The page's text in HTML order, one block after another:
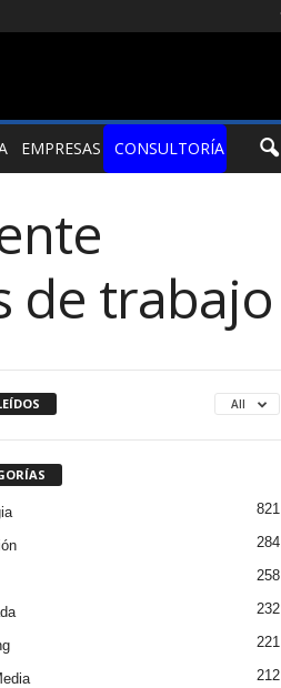
EMPRESAS CONSULTORÍA
de trabajo
All
821
284
258
232
221
212